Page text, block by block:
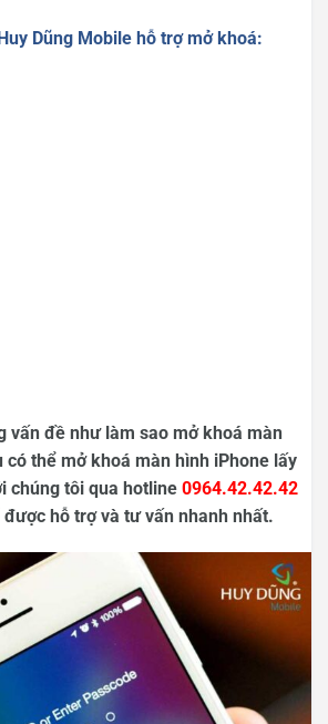
Dũng Mobile hỗ trợ mở khoá:
vấn đề như làm sao mở khoá màn
có thể mở khoá màn hình iPhone lấy
chúng tôi qua hotline 0964.42.42.42
được hỗ trợ và tư vấn nhanh nhất.